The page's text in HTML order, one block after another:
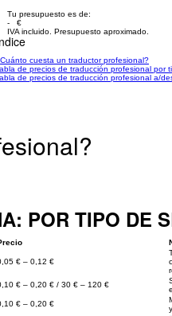
Tu presupuesto es de:
- €
IVA incluido. Presupuesto aproximado.
cuesta un traductor profesional?
de precios de traducción profesional por
de precios de traducción profesional a/
POR TIPO DE
€ – 0,12 €
€ – 0,20 € / 30 € – 120 €
€ – 0,20 €